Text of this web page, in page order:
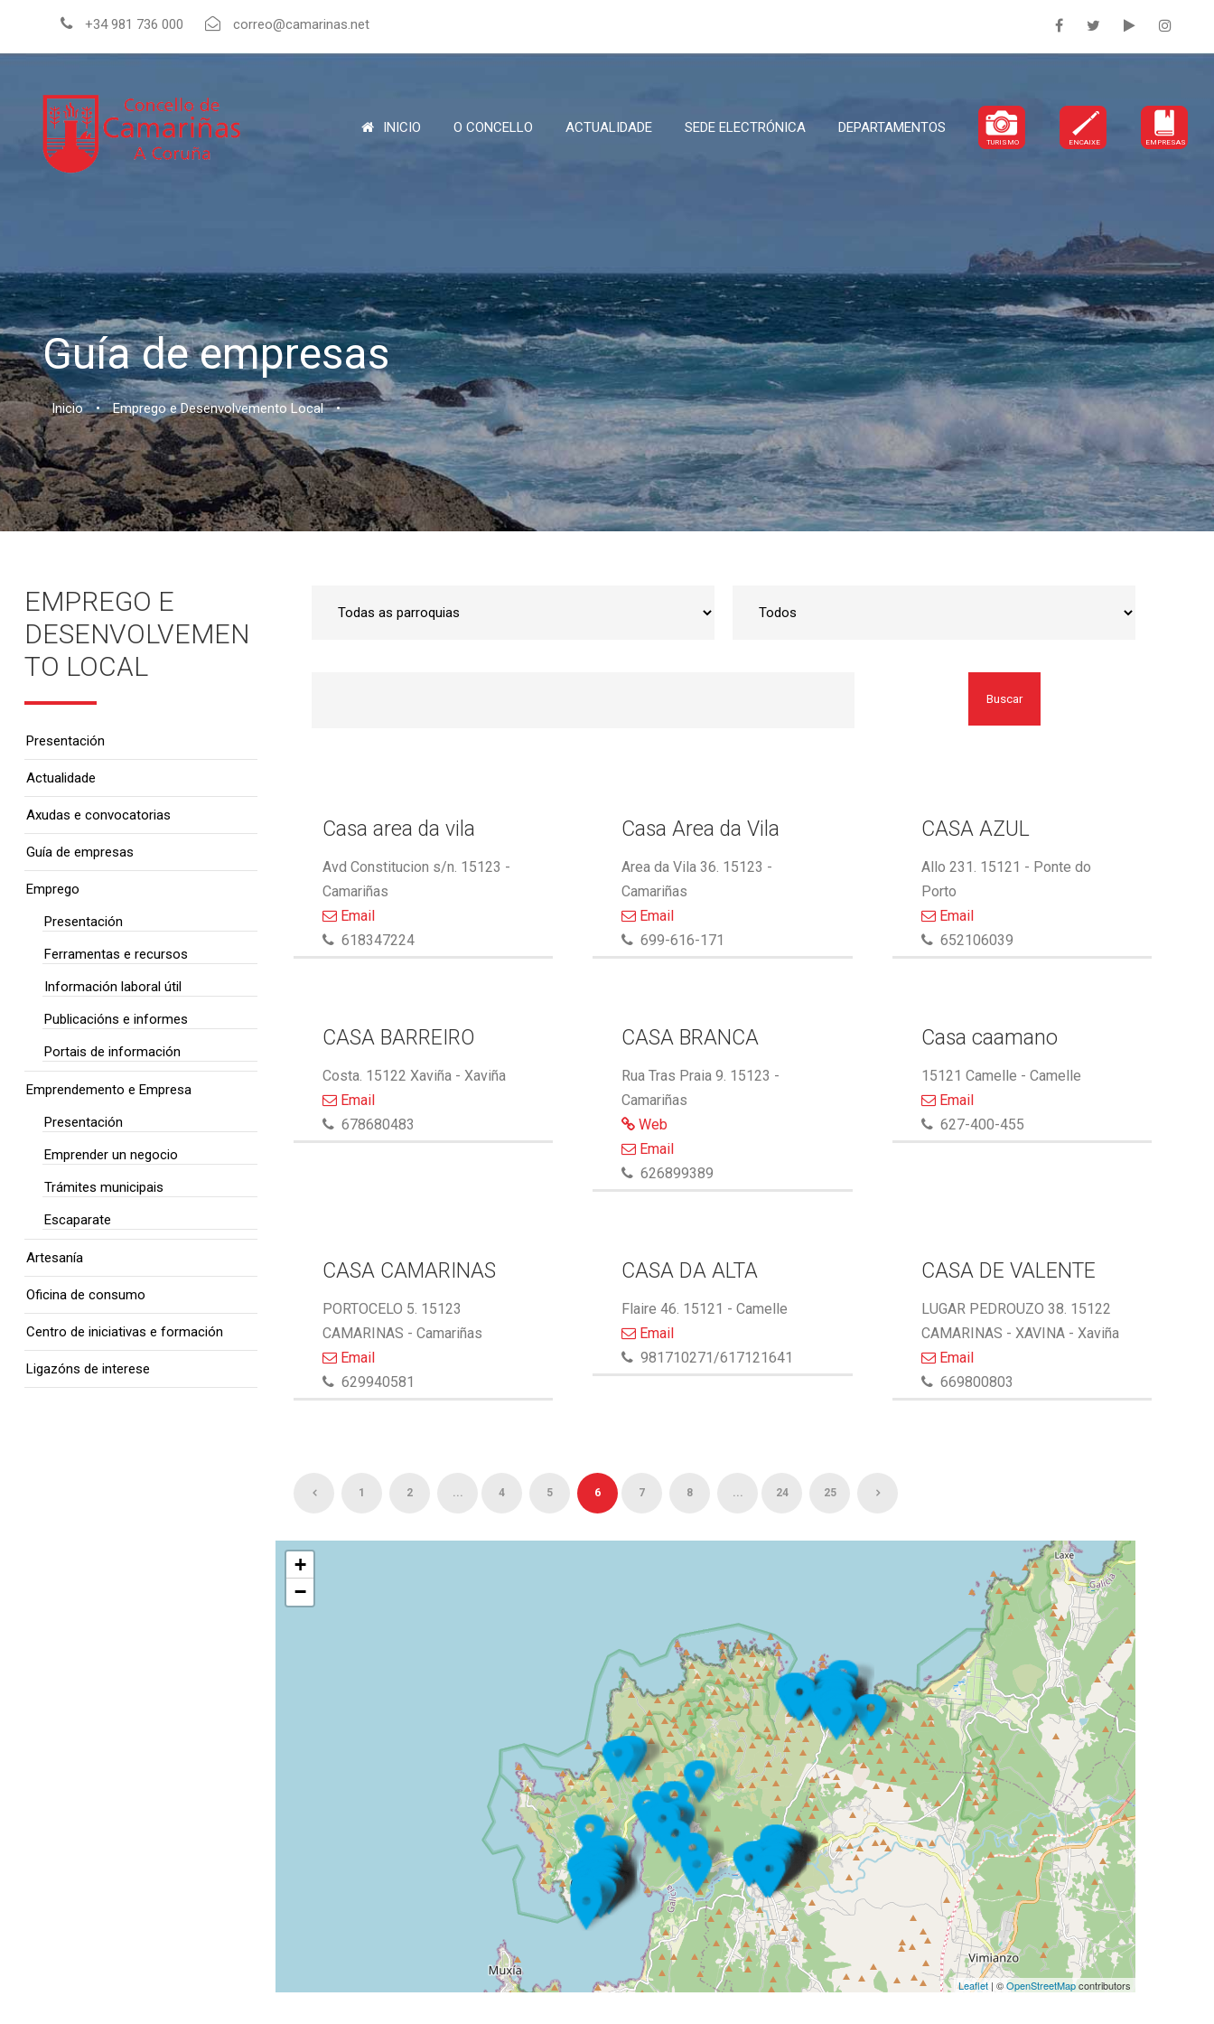
+34 981 736 000 correo@camarinas.net
INICIO O CONCELLO ACTUALIDADE SEDE ELECTRÓNICA DEPARTAMENTOS
TURISMO ENCAIXE EMPRESAS
Guía de empresas
Inicio • Emprego e Desenvolvemento Local •
Buscar
Casa area da vila
Avd Constitucion s/n. 15123 -
Camariñas
Email
618347224
Casa Area da Vila
Area da Vila 36. 15123 -
Camariñas
Email
699-616-171
CASA AZUL
Allo 231. 15121 - Ponte do
Porto
Email
652106039
CASA BARREIRO
Costa. 15122 Xaviña - Xaviña
Email
678680483
CASA BRANCA
Rua Tras Praia 9. 15123 -
Camariñas
Web
Email
626899389
Casa caamano
15121 Camelle - Camelle
Email
627-400-455
CASA CAMARINAS
PORTOCELO 5. 15123
CAMARINAS - Camariñas
Email
629940581
CASA DA ALTA
Flaire 46. 15121 - Camelle
Email
981710271/617121641
CASA DE VALENTE
LUGAR PEDROUZO 38. 15122
CAMARINAS - XAVINA - Xaviña
Email
669800803
1 2 ... 4 5 6 7 8 ... 24 25
+
−
Leaflet | ©OpenStreetMapcontributors
EMPREGO E
DESENVOLVEMEN
TO LOCAL
Presentación
Actualidade
Axudas e convocatorias
Guía de empresas
Emprego
Presentación
Ferramentas e recursos
Información laboral útil
Publicacións e informes
Portais de información
Emprendemento e Empresa
Presentación
Emprender un negocio
Trámites municipais
Escaparate
Artesanía
Oficina de consumo
Centro de iniciativas e formación
Ligazóns de interese